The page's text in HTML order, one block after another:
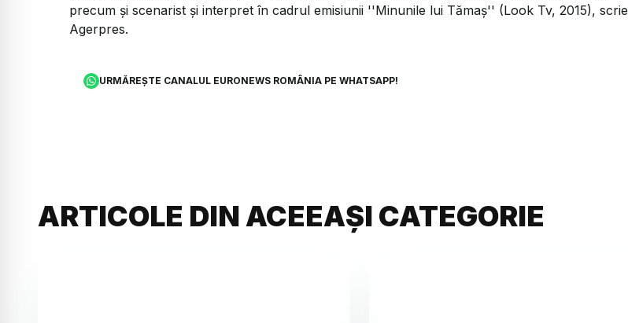
precum şi scenarist şi interpret în cadrul emisiunii ''Minunile lui Tămaş'' (Look Tv, 2015), scrie
Agerpres.
URMĂREȘTE CANALUL EURONEWS ROMÂNIA PE WHATSAPP!
ARTICOLE DIN ACEEAȘI CATEGORIE